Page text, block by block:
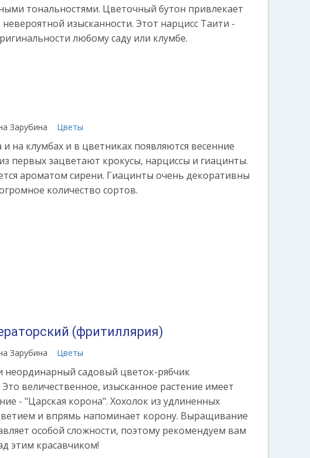
тональностями. Цветочный бутон привлекает
изысканности. Этот нарцисс Таити -
любому саду или клумбе.
Зарубина Цветы
и на клумбах и в цветниках появляются весенние
первых зацветают крокусы, нарциссы и гиацинты.
ароматом сирени. Гиацинты очень декоративны
количество сортов.
(фритиллярия)
Зарубина Цветы
неординарный садовый цветок-рябчик
величественное, изысканное растение имеет
- "Царская корона". Хохолок из удлиненных
и впрямь напоминает корону. Выращивание
особой сложности, поэтому рекомендуем вам
этим красавчиком!